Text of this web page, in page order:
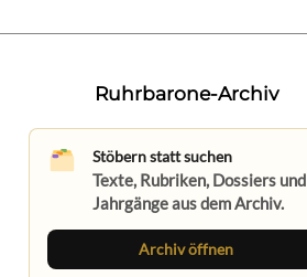
Ruhrbarone-Archiv
Stöbern statt suchen
Texte, Rubriken, Dossiers und
Jahrgänge aus dem Archiv.
Archiv öffnen